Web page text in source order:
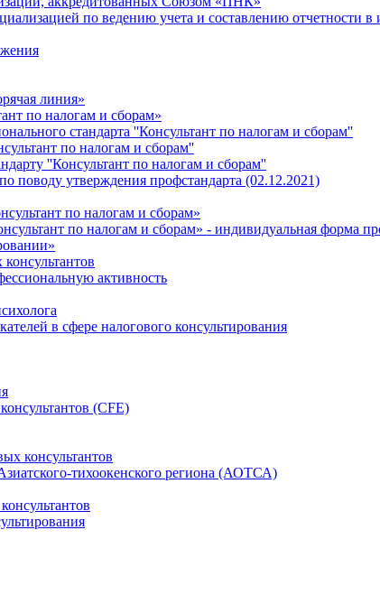
по ведению учета и составлению отчетности в
линия»
по налогам и сборам»
стандарта ''Консультант по налогам и сборам''
по налогам и сборам''
''Консультант по налогам и сборам''
поводу утверждения профстандарта (02.12.2021)
по налогам и сборам»
по налогам и сборам» - индивидуальная форма
активность
в сфере налогового консультирования
(CFE)
консультантов
тихоокенского региона (АОТСА)